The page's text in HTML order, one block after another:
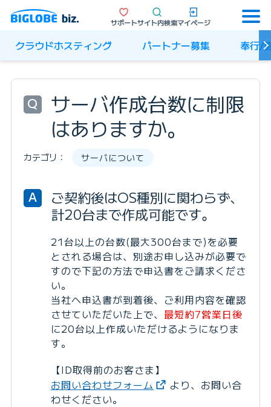
サポートサイト内検索マイページ
クラウドホスティング パートナー募集 奉行/
Q
サーバ作成台数に制限
はありますか。
カテゴリ： サーバについて
A
ご契約後はOS種別に関わらず、
計20台まで作成可能です。
21台以上の台数(最大300台まで)を必要
とされる場合は、別途お申し込みが必要で
すので下記の方法で申込書をご請求くださ
い。
当社へ申込書が到着後、ご利用内容を確認
させていただいた上で、 最短約7営業日後
に20台以上作成いただけるようになりま
す。
【ID取得前のお客さま】
お問い合わせフォーム
より、お問い合
わせください。